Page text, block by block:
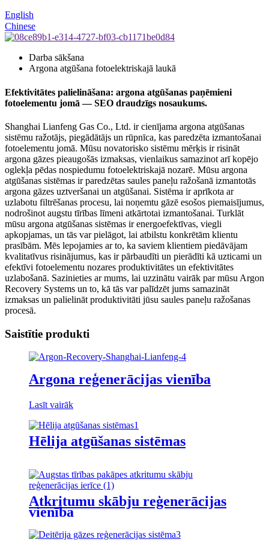
English
Chinese
Darba sākšana
Argona atgūšana fotoelektriskajā laukā
Efektivitātes palielināšana: argona atgūšanas paņēmieni
fotoelementu jomā — SEO draudzīgs nosaukums.
Shanghai Lianfeng Gas Co., Ltd. ir cienījama argona atgūšanas
sistēmu ražotājs, piegādātājs un rūpnīca, kas paredzēta izmantošanai
fotoelementu jomā. Mūsu novatorisko sistēmu mērķis ir risināt
argona gāzes pieaugošās izmaksas, vienlaikus samazinot arī kopējo
oglekļa pēdas nospiedumu fotoelektriskajā nozarē. Mūsu argona
atgūšanas sistēmas ir paredzētas saules paneļu ražošanā izmantotās
argona gāzes uztveršanai un atgūšanai. Sistēma ir aprīkota ar
uzlabotu filtrēšanas procesu, lai noņemtu gāzē esošos piemaisījumus,
nodrošinot augstu tīrības līmeni atkārtotai izmantošanai. Turklāt
mūsu argona atgūšanas sistēmas ir energoefektīvas, viegli
apkopjamas, un tās var pielāgot, lai atbilstu konkrētām klientu
prasībām. Mēs lepojamies ar to, ka saviem klientiem piedāvājam
kvalitatīvus risinājumus, kas ir pārbaudīti un pierādīti kā uzticami un
efektīvi fotoelementu nozares produktivitātes un efektivitātes
uzlabošanā. Sazinieties ar mums, lai uzzinātu vairāk par mūsu Argon
Recovery Systems un to, kā tās var palīdzēt jums samazināt
izmaksas un palielināt produktivitāti jūsu saules paneļu ražošanas
procesā.
Saistītie produkti
Argona reģenerācijas vienība
Lasīt vairāk
Hēlija atgūšanas sistēmas
Atkritumu skābju reģenerācijas
vienība